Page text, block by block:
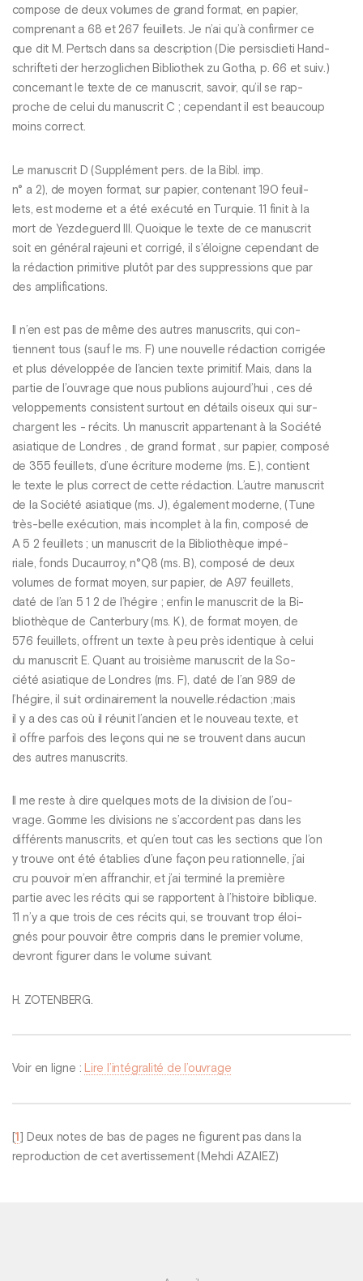
compose de deux volumes de grand format, en papier,
comprenant a 68 et 267 feuillets. Je n’ai qu’à confirmer ce
que dit M. Pertsch dans sa description (Die persisclieti Hand-
schrifteti der herzoglichen Bibliothek zu Gotha, p. 66 et suiv.)
concernant le texte de ce manuscrit, savoir, qu’il se rap-
proche de celui du manuscrit C ; cependant il est beaucoup
moins correct.
Le manuscrit D (Supplément pers. de la Bibl. imp.
n° a 2), de moyen format, sur papier, contenant 190 feuil-
lets, est moderne et a été exécuté en Turquie. 11 finit à la
mort de Yezdeguerd III. Quoique le texte de ce manuscrit
soit en général rajeuni et corrigé, il s’éloigne cependant de
la rédaction primitive plutôt par des suppressions que par
des amplifications.
Il n’en est pas de même des autres manuscrits, qui con-
tiennent tous (sauf le ms. F) une nouvelle rédaction corrigée
et plus développée de l’ancien texte primitif. Mais, dans la
partie de l’ouvrage que nous publions aujourd’hui , ces dé
veloppements consistent surtout en détails oiseux qui sur-
chargent les - récits. Un manuscrit appartenant à la Société
asiatique de Londres , de grand format , sur papier, composé
de 355 feuillets, d’une écriture moderne (ms. E.), contient
le texte le plus correct de cette rédaction. L’autre manuscrit
de la Société asiatique (ms. J), également moderne, (Tune
très-belle exécution, mais incomplet à la fin, composé de
A 5 2 feuillets ; un manuscrit de la Bibliothèque impé-
riale, fonds Ducaurroy, n°Q8 (ms. B), composé de deux
volumes de format moyen, sur papier, de A97 feuillets,
daté de l’an 5 1 2 de l’hégire ; enfin le manuscrit de la Bi-
bliothèque de Canterbury (ms. K), de format moyen, de
576 feuillets, offrent un texte à peu près identique à celui
du manuscrit E. Quant au troisième manuscrit de la So-
ciété asiatique de Londres (ms. F), daté de l’an 989 de
l’hégire, il suit ordinairement la nouvelle.rédaction ;mais
il y a des cas où il réunit l’ancien et le nouveau texte, et
il offre parfois des leçons qui ne se trouvent dans aucun
des autres manuscrits.
Il me reste à dire quelques mots de la division de l’ou-
vrage. Gomme les divisions ne s’accordent pas dans les
différents manuscrits, et qu’en tout cas les sections que l’on
y trouve ont été établies d’une façon peu rationnelle, j’ai
cru pouvoir m’en affranchir, et j’ai terminé la première
partie avec les récits qui se rapportent à l’histoire biblique.
11 n’y a que trois de ces récits qui, se trouvant trop éloi-
gnés pour pouvoir être compris dans le premier volume,
devront figurer dans le volume suivant.
H. ZOTENBERG.
Voir en ligne : Lire l’intégralité de l’ouvrage
1
Deux notes de bas de pages ne figurent pas dans la
reproduction de cet avertissement (Mehdi AZAIEZ)